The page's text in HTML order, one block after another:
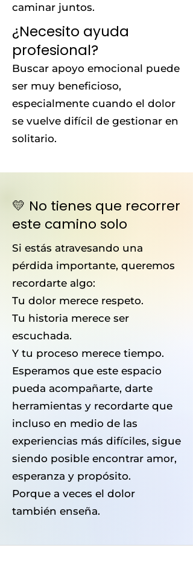
caminar juntos.
¿Necesito ayuda
profesional?
Buscar apoyo emocional puede
ser muy beneficioso,
especialmente cuando el dolor
se vuelve difícil de gestionar en
solitario.
💛 No tienes que recorrer
este camino solo
Si estás atravesando una
pérdida importante, queremos
recordarte algo:
Tu dolor merece respeto.
Tu historia merece ser
escuchada.
Y tu proceso merece tiempo.
Esperamos que este espacio
pueda acompañarte, darte
herramientas y recordarte que
incluso en medio de las
experiencias más difíciles, sigue
siendo posible encontrar amor,
esperanza y propósito.
Porque a veces el dolor
también enseña.